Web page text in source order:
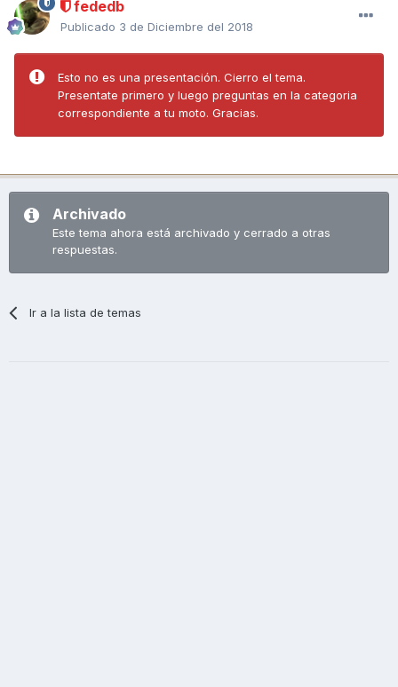
fededb
Publicado 3 de Diciembre del 2018
Esto no es una presentación. Cierro el tema.
Presentate primero y luego preguntas en la categoria
correspondiente a tu moto. Gracias.
Archivado
Este tema ahora está archivado y cerrado a otras
respuestas.
Ir a la lista de temas